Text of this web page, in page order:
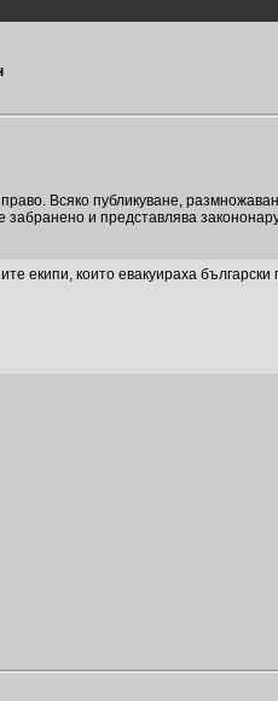
Всяко публикуване,
и представлява
екипи, които евакуираха български